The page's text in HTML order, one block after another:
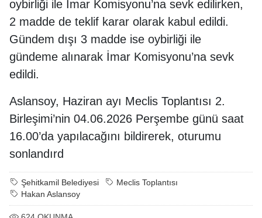
oybirliği ile İmar Komisyonu’na sevk edilirken,
2 madde de teklif karar olarak kabul edildi.
Gündem dışı 3 madde ise oybirliği ile
gündeme alınarak İmar Komisyonu’na sevk
edildi.
Aslansoy, Haziran ayı Meclis Toplantısı 2.
Birleşimi’nin 04.06.2026 Perşembe günü saat
16.00’da yapılacağını bildirerek, oturumu
sonlandırd
Şehitkamil Belediyesi
Meclis Toplantısı
Hakan Aslansoy